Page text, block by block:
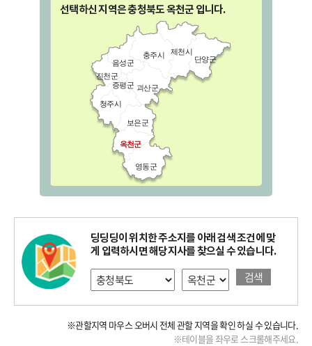
선택하신 지역은 충청북도옥천군 입니다.
단양군
제천시
충주시
음성군
진천군
증평군 괴산군
청주시
보은군
옥천군
영동군
딩딩딩이 위치한 주소지를 아래 검색 조건에 맞
게 입력하시면 해당지사를 찾으실 수 있습니다.
검색
※관할지역 마우스 오버시 전체 관할 지역을 확인 하실 수 있습니다.
※테이블을 좌우로 스크롤해주세요.